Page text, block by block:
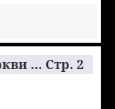
… Стр. 2